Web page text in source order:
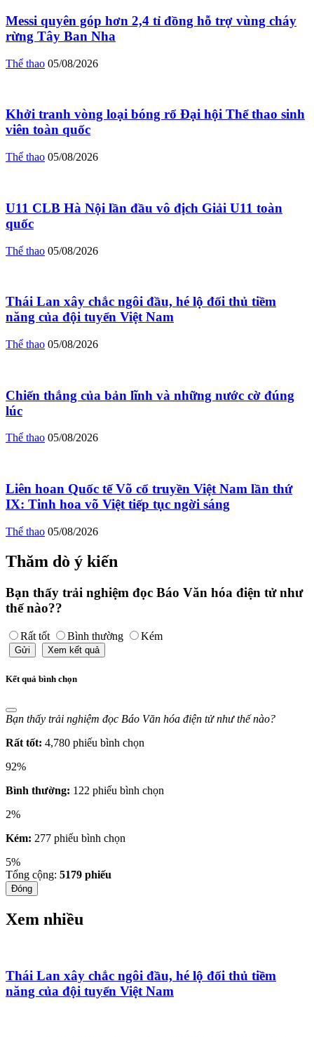
Messi quyên góp hơn 2,4 tỉ đồng hỗ trợ vùng cháy
rừng Tây Ban Nha
Thể thao 05/08/2026
Khởi tranh vòng loại bóng rổ Đại hội Thể thao sinh
viên toàn quốc
Thể thao 05/08/2026
U11 CLB Hà Nội lần đầu vô địch Giải U11 toàn
quốc
Thể thao 05/08/2026
Thái Lan xây chắc ngôi đầu, hé lộ đối thủ tiềm
năng của đội tuyển Việt Nam
Thể thao 05/08/2026
Chiến thắng của bản lĩnh và những nước cờ đúng
lúc
Thể thao 05/08/2026
Liên hoan Quốc tế Võ cổ truyền Việt Nam lần thứ
IX: Tinh hoa võ Việt tiếp tục ngời sáng
Thể thao 05/08/2026
Thăm dò ý kiến
Bạn thấy trải nghiệm đọc Báo Văn hóa điện tử như
thế nào??
Rất tốt Bình thường Kém
Gửi Xem kết quả
Kết quả bình chọn
Bạn thấy trải nghiệm đọc Báo Văn hóa điện tử như thế nào?
Rất tốt: 4,780 phiếu bình chọn
92%
Bình thường: 122 phiếu bình chọn
2%
Kém: 277 phiếu bình chọn
5%
Tổng cộng: 5179 phiếu
Đóng
Xem nhiều
Thái Lan xây chắc ngôi đầu, hé lộ đối thủ tiềm
năng của đội tuyển Việt Nam